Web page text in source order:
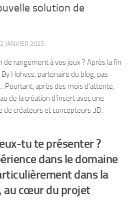
solution de
JANVIER 2025
de rangement à vos jeux ? Après la fin
Hohyss, partenaire du blog, pas
après des mois d’attente,
de la création d’insert avec une
créateurs et concepteurs 3D.
tu te présenter ?
dans le domaine
dans la
au cœur du projet